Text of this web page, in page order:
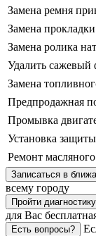
Замена ремня
Замена
Замена ролика
Удалить сажевый
Замена
Предпродажная
Промывка
Установка защиты
Ремонт масляного
Записаться в
всему городу
Пройти диагностику
для Вас
Есть вопросы?